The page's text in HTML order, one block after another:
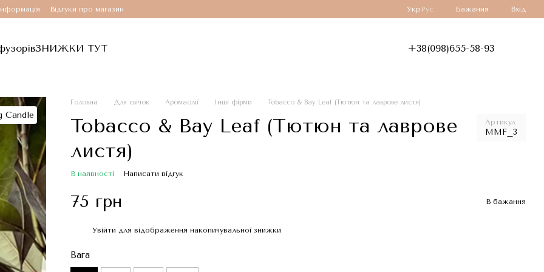
Відгуки про магазин Укр Рус Бажання Вхід
ЗНИЖКИ ТУТ +38(098)655-58-93
Головна Для свічок Аромаолії Інші фірми Tobacco & Bay Leaf (Тютюн та лаврове листя)
Tobacco & Bay Leaf (Тютюн та лаврове
листя)
Артикул
MMF_3
В наявності Написати відгук
75 грн В бажання
Увійти для відображення накопичувальної знижки
Вага